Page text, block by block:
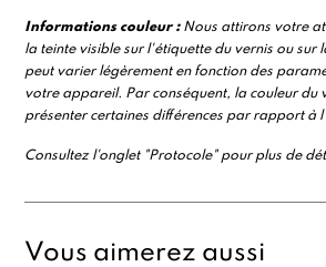
Informationscouleur :Nous attirons votre
la teinte visible sur l'étiquette du vernis ou sur
peut varier légèrement en fonction des
votre appareil. Par conséquent, la couleur du
présenter certaines différences par rapport à
Consultez l'onglet "Protocole" pour plus de
Vous aimerez aussi